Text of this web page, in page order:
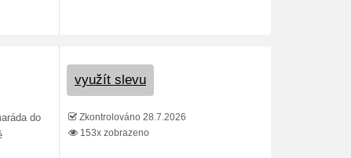
do
využít slevu
Zkontrolováno 28.7.2026
153x zobrazeno